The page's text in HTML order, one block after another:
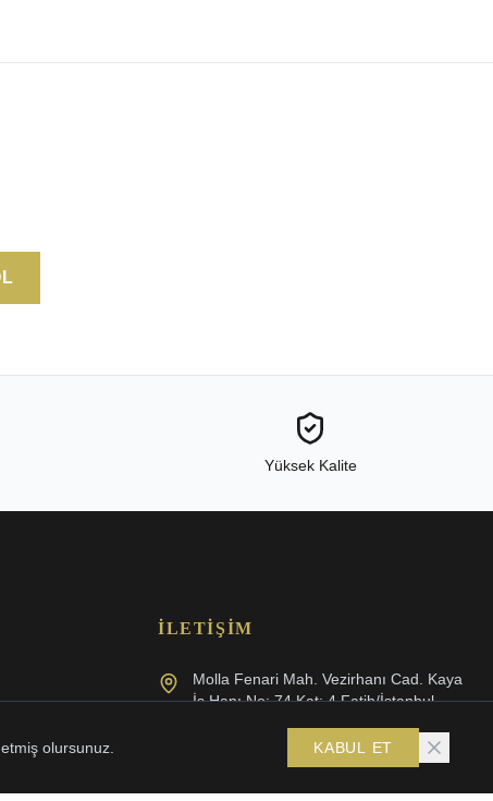
Yüksek Kalite
İLETIŞIM
Molla Fenari Mah. Vezirhanı Cad. Kaya
İş Hanı No: 74 Kat: 4 Fatih/İstanbul
olursunuz. KABUL ET